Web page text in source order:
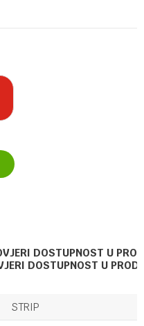
DOSTUPNOST U
STRIP